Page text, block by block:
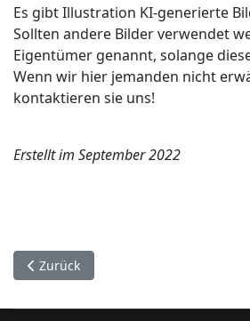
Es gibt Illustration KI-generierte
Sollten andere Bilder verwendet
Eigentümer genannt, solange
Wenn wir hier jemanden nicht
kontaktieren sie uns!
Erstellt im September 2022
Vorheriger Beitrag: Mitgliederportal
Zurück